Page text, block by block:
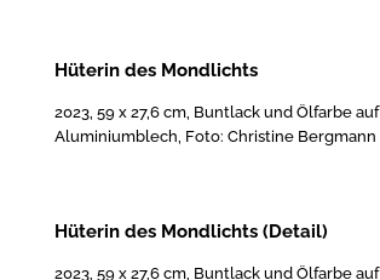
Hüterin des Mondlichts
2023, 59 x 27,6 cm, Buntlack und Ölfarbe auf
Aluminiumblech, Foto: Christine Bergmann
Hüterin des Mondlichts (Detail)
2023, 59 x 27,6 cm, Buntlack und Ölfarbe auf